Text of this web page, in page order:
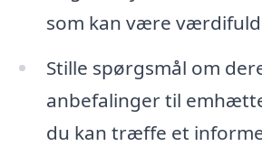
som kan være
Stille spørgsmål om
anbefalinger til
du kan træffe et